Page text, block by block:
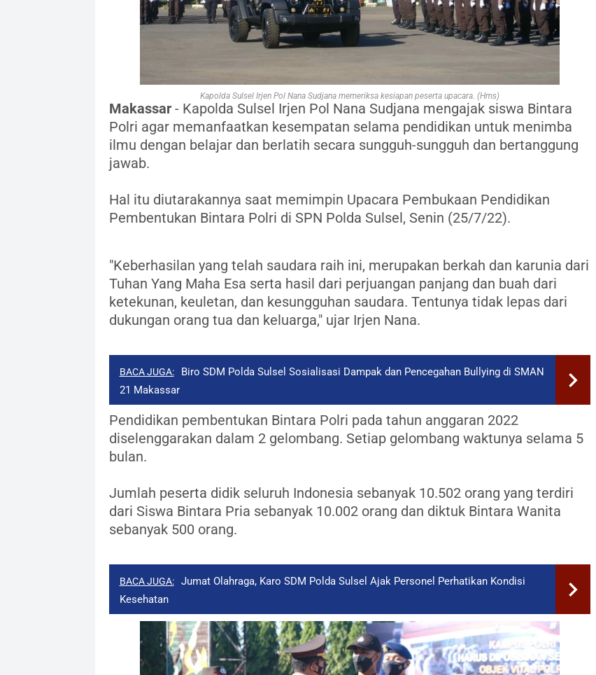
Kapolda Sulsel Irjen Pol Nana Sudjana memeriksa kesiapan peserta upacara. (Hms)
Makassar- Kapolda Sulsel Irjen Pol Nana Sudjana mengajak siswa Bintara
Polri agar memanfaatkan kesempatan selama pendidikan untuk menimba
ilmu dengan belajar dan berlatih secara sungguh-sungguh dan bertanggung
jawab.
Hal itu diutarakannya saat memimpin Upacara Pembukaan Pendidikan
Pembentukan Bintara Polri di SPN Polda Sulsel, Senin (25/7/22).
"Keberhasilan yang telah saudara raih ini, merupakan berkah dan karunia dari
Tuhan Yang Maha Esa serta hasil dari perjuangan panjang dan buah dari
ketekunan, keuletan, dan kesungguhan saudara. Tentunya tidak lepas dari
dukungan orang tua dan keluarga," ujar Irjen Nana.
BACA JUGA:
Biro SDM Polda Sulsel Sosialisasi Dampak dan Pencegahan Bullying di SMAN
21 Makassar
Pendidikan pembentukan Bintara Polri pada tahun anggaran 2022
diselenggarakan dalam 2 gelombang. Setiap gelombang waktunya selama 5
bulan.
Jumlah peserta didik seluruh Indonesia sebanyak 10.502 orang yang terdiri
dari Siswa Bintara Pria sebanyak 10.002 orang dan diktuk Bintara Wanita
sebanyak 500 orang.
BACA JUGA:
Jumat Olahraga, Karo SDM Polda Sulsel Ajak Personel Perhatikan Kondisi
Kesehatan